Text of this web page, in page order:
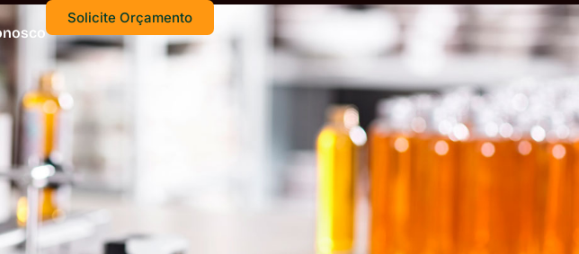
Solicite Orçamento